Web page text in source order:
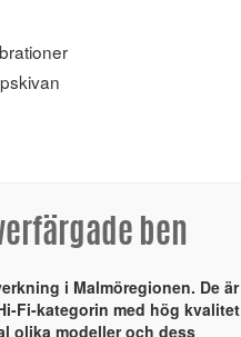
ben
i Malmöregionen. De är
Fi-kategorin med hög kvalitet
olika modeller och dess